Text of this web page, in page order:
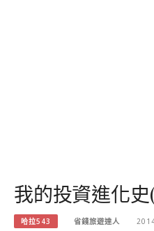
我的投資進化
哈拉543 省錢旅遊達人